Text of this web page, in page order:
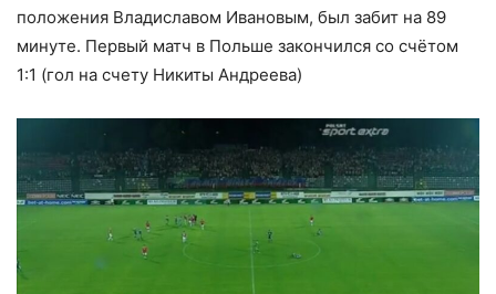
положения Владиславом Ивановым, был забит на 89
минуте. Первый матч в Польше закончился со счётом
1:1 (гол на счету Никиты Андреева)